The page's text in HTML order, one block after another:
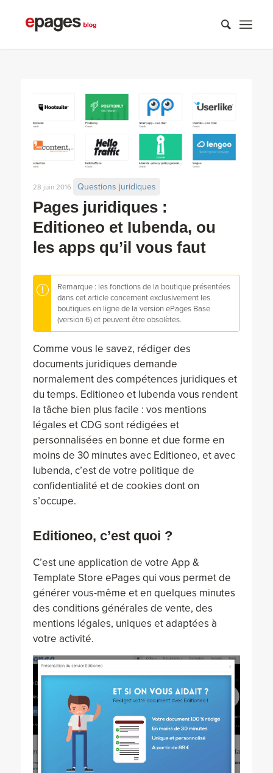
Pages juridiques :
Editioneo et Iubenda, ou
les apps qu’il vous faut
28 juin 2016 Questions juridiques
Remarque : les fonctions de la boutique présentées
dans cet article concernent exclusivement les
boutiques en ligne de la version ePages Base
(version 6) et peuvent être obsolètes.
Comme vous le savez, rédiger des
documents juridiques demande
normalement des compétences juridiques et
du temps. Editioneo et Iubenda vous rendent
la tâche bien plus facile : vos mentions
légales et CDG sont rédigées et
personnalisées en bonne et due forme en
moins de 30 minutes avec Editioneo, et avec
Iubenda, c’est de votre politique de
confidentialité et de cookies dont on
s’occupe.
Editioneo, c’est quoi ?
C’est une application de votre App &
Template Store ePages qui vous permet de
générer vous-même et en quelques minutes
des conditions générales de vente, des
mentions légales, uniques et adaptées à
votre activité.